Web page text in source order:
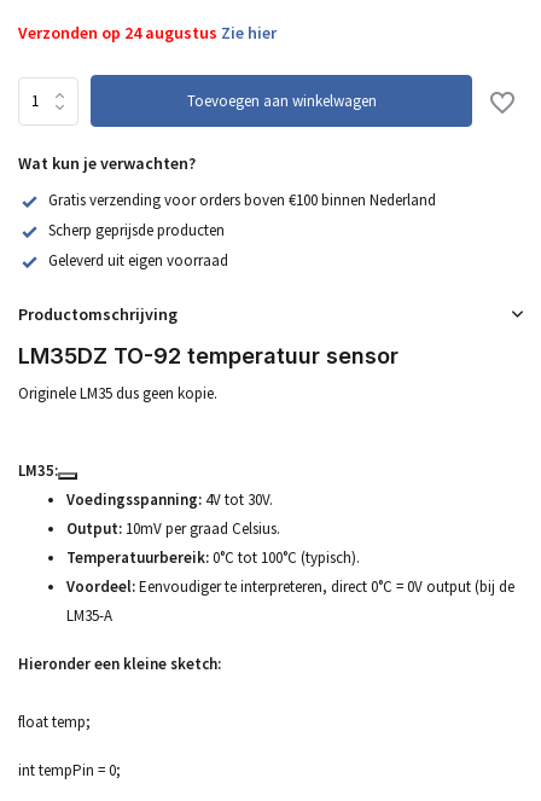
Verzonden op 24 augustus Zie hier
Toevoegen aan winkelwagen
Wat kun je verwachten?
Gratis verzending voor orders boven €100 binnen Nederland
Scherp geprijsde producten
Geleverd uit eigen voorraad
Productomschrijving
LM35DZ TO-92 temperatuur sensor
Originele LM35 dus geen kopie.
LM35:
Voedingsspanning:4V tot 30V.
Output: 10mV per graad Celsius.
Temperatuurbereik:0°C tot 100°C (typisch).
Voordeel:Eenvoudiger te interpreteren, direct 0°C = 0V output (bij de
LM35-A
Hieronder een kleine sketch:
float temp;
int tempPin = 0;